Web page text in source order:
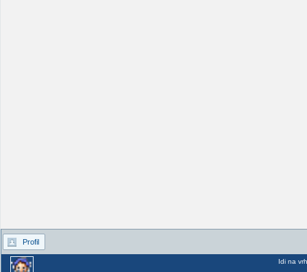
Profil
Idi na vrh